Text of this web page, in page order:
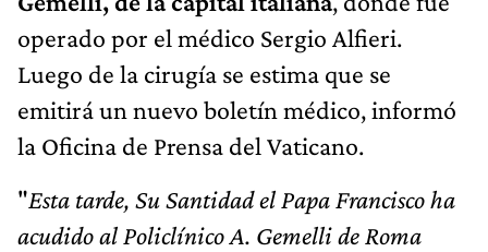
operado por el médico Sergio Alfieri.
Luego de la cirugía se estima que se
emitirá un nuevo boletín médico, informó
la Oficina de Prensa del Vaticano.
"Esta tarde, Su Santidad el Papa Francisco ha
acudido al Policlínico A. Gemelli de Roma